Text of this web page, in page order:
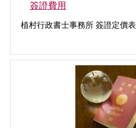
簽證費用
植村行政書士事務所 簽證定價表